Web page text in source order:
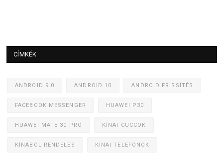
CÍMKÉK
ANDROID 9.0 ANDROID 10 ANDROID FRISSÍTÉS
FACEBOOK MESSENGER HUAWEI P30
HUAWEI MATE 30 PRO KÍNAI CUCCOK
KÍNÁBÓL RENDELÉS KÍNAI TELEFONOK